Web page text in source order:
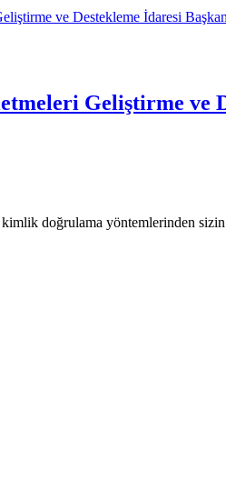
ve Destekleme İdaresi
Geliştirme ve
doğrulama yöntemlerinden